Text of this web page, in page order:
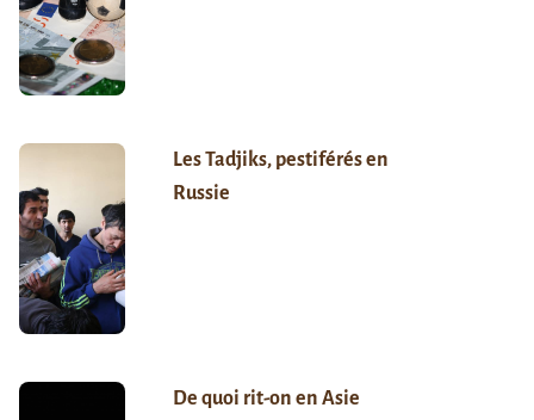
Les Tadjiks, pestiférés en
Russie
De quoi rit-on en Asie